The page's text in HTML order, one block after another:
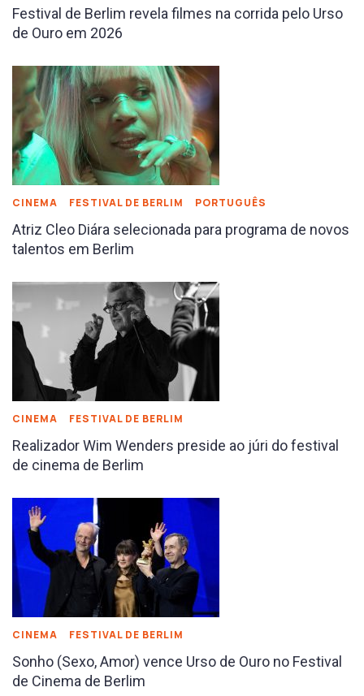
Festival de Berlim revela filmes na corrida pelo Urso
de Ouro em 2026
CINEMA FESTIVAL DE BERLIM PORTUGUÊS
Atriz Cleo Diára selecionada para programa de novos
talentos em Berlim
CINEMA FESTIVAL DE BERLIM
Realizador Wim Wenders preside ao júri do festival
de cinema de Berlim
CINEMA FESTIVAL DE BERLIM
Sonho (Sexo, Amor) vence Urso de Ouro no Festival
de Cinema de Berlim